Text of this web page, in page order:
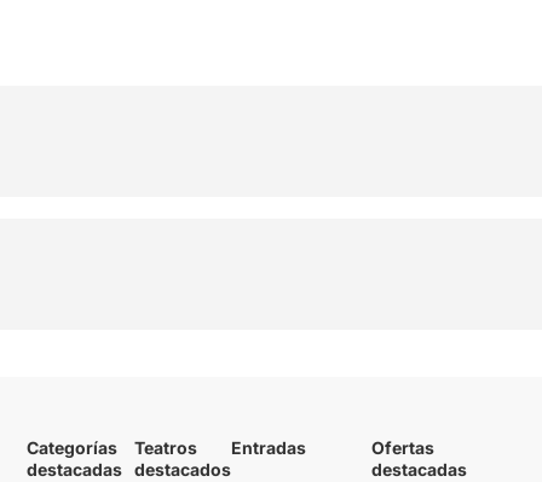
Categorías
destacadas
Teatros
destacados
Entradas
Ofertas
destacadas